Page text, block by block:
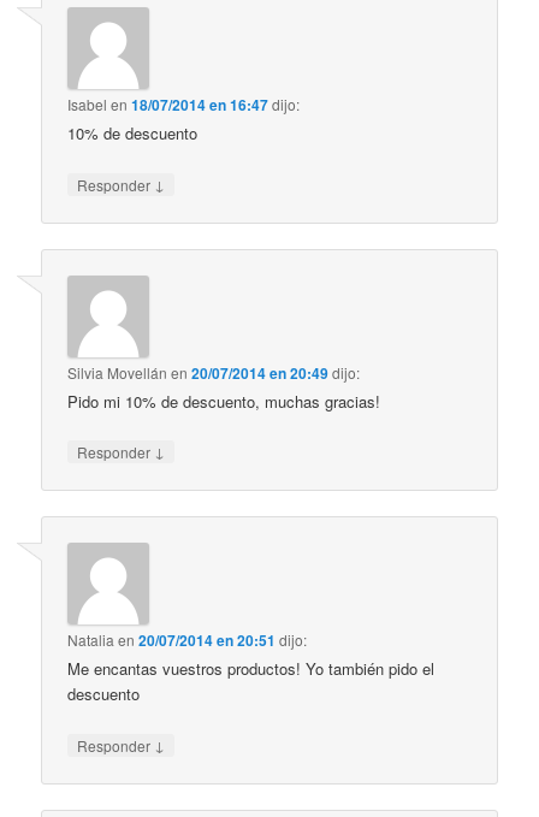
Isabel en18/07/2014 en 16:47dijo:
10% de descuento
Responder ↓
Silvia Movellán en20/07/2014 en 20:49dijo:
Pido mi 10% de descuento, muchas gracias!
Responder ↓
Nataliaen20/07/2014 en 20:51 dijo:
Me encantas vuestros productos! Yo también pido el
descuento
Responder ↓